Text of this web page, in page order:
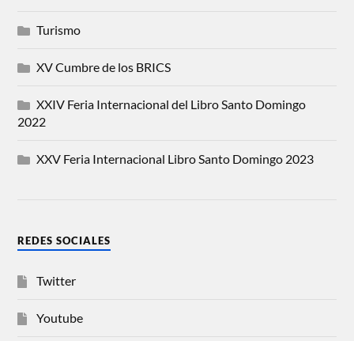
Turismo
XV Cumbre de los BRICS
XXIV Feria Internacional del Libro Santo Domingo
2022
XXV Feria Internacional Libro Santo Domingo 2023
REDES SOCIALES
Twitter
Youtube